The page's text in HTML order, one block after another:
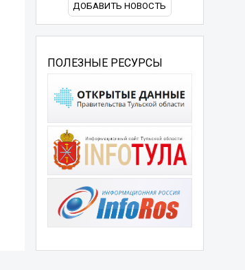
ДОБАВИТЬ НОВОСТЬ
ПОЛЕЗНЫЕ РЕСУРСЫ